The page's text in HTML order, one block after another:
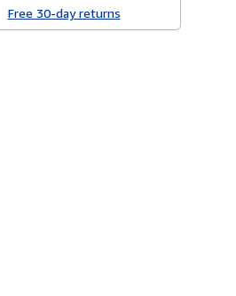
Free 30-day returns